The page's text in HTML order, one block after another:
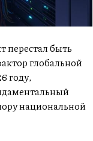
перестал быть
глобальной
году,
национальной